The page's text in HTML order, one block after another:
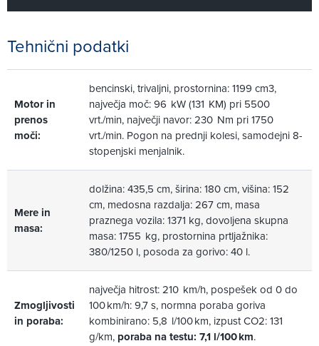
Tehnični podatki
Motor in
prenos
moči:
bencinski, trivaljni, prostornina: 1199 cm3,
največja moč: 96 kW (131 KM) pri 5500
vrt./min, največji navor: 230 Nm pri 1750
vrt./min. Pogon na prednji kolesi, samodejni 8-
stopenjski menjalnik.
Mere in
masa:
dolžina: 435,5 cm, širina: 180 cm, višina: 152
cm, medosna razdalja: 267 cm, masa
praznega vozila: 1371 kg, dovoljena skupna
masa: 1755 kg, prostornina prtljažnika:
380/1250 l, posoda za gorivo: 40 l.
Zmogljivosti
in poraba:
največja hitrost: 210 km/h, pospešek od 0 do
100 km/h: 9,7 s, normna poraba goriva
kombinirano: 5,8 l/100 km, izpust CO2: 131
g/km, poraba na testu: 7,1 l/100 km.